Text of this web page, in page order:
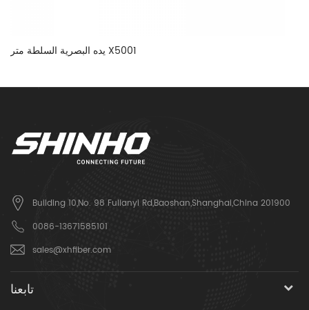
يده البصرية السلطة متر X5001
Building 10,No. 98 Fulianyi Rd,Baoshan,Shanghai,China 201900
0086-13671585101
sales@xhfiber.com
تابعنا